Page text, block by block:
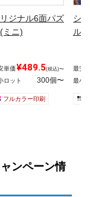
ジナル6面パズ
ミニ)
単価¥489.5(税込)〜
ロット 300個〜
フルカラー印刷
シ
ル
最安
最小
ンペーン情